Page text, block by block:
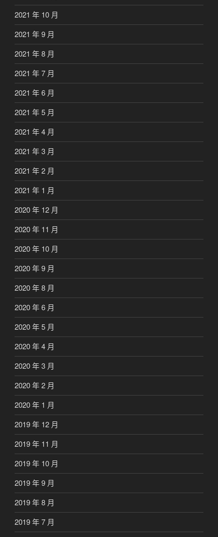
2021 年 10 月
2021 年 9 月
2021 年 8 月
2021 年 7 月
2021 年 6 月
2021 年 5 月
2021 年 4 月
2021 年 3 月
2021 年 2 月
2021 年 1 月
2020 年 12 月
2020 年 11 月
2020 年 10 月
2020 年 9 月
2020 年 8 月
2020 年 6 月
2020 年 5 月
2020 年 4 月
2020 年 3 月
2020 年 2 月
2020 年 1 月
2019 年 12 月
2019 年 11 月
2019 年 10 月
2019 年 9 月
2019 年 8 月
2019 年 7 月